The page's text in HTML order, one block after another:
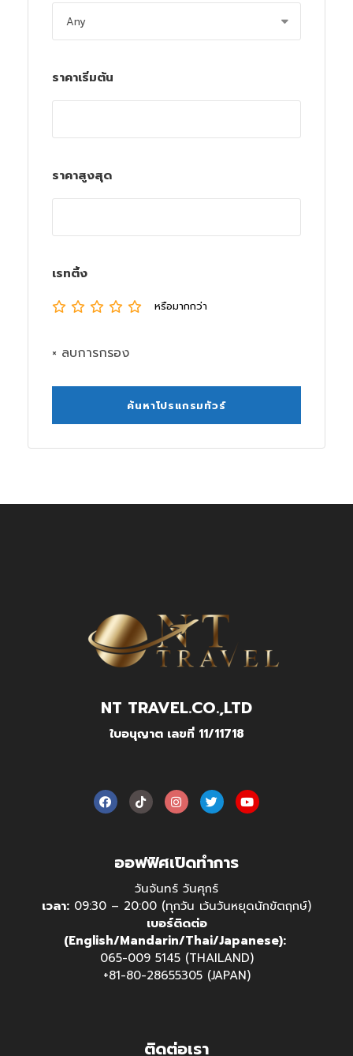
ราคาเริ่มต้น
ราคาสูงสุด
เรทติ้ง
หรือมากกว่า
× ลบการกรอง
NT TRAVEL.CO.,LTD
ใบอนุญาต เลขที่ 11/11718
ออฟฟิศเปิดทำการ
วันจันทร์ วันศุกร์
เวลา: 09:30 – 20:00 (ทุกวัน เว้นวันหยุดนักขัตฤกษ์)
เบอร์ติดต่อ
(English/Mandarin/Thai/Japanese):
065-009 5145 (THAILAND)
+81-80-28655305 (JAPAN)
ติดต่อเรา